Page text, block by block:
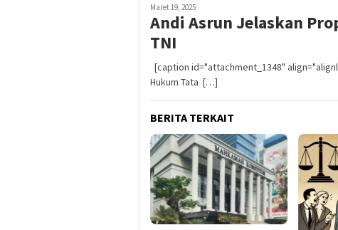
Maret 19, 2025
Andi Asrun Jelaskan
TNI
[caption id="attachment_1348"
Hukum Tata […]
BERITA TERKAIT